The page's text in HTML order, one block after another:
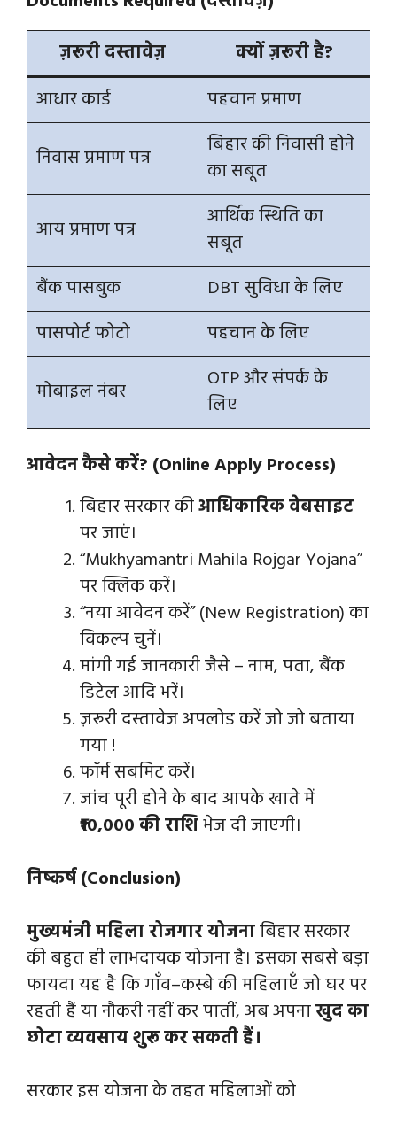
ज़रूरी दस्तावेज़
क्यों ज़रूरी है?
आधार कार्ड
पहचान प्रमाण
निवास प्रमाण पत्र
बिहार की निवासी होने
का सबूत
आय प्रमाण पत्र
आर्थिक स्थिति का
सबूत
बैंक पासबुक
DBT सुविधा के लिए
पासपोर्ट फोटो
पहचान के लिए
मोबाइल नंबर
OTP और संपर्क के
लिए
आवेदन कैसे करें? (Online Apply Process)
बिहार सरकार कीआधिकारिक वेबसाइट
पर जाएं।
“Mukhyamantri Mahila Rojgar Yojana”
पर क्लिक करें।
“नया आवेदन करें” (New Registration) का
विकल्प चुनें।
मांगी गई जानकारी जैसे – नाम, पता, बैंक
डिटेल आदि भरें।
ज़रूरी दस्तावेज अपलोड करें जो जो बताया
गया !
फॉर्म सबमिट करें।
जांच पूरी होने के बाद आपके खाते में
₹10,000 की राशिभेज दी जाएगी।
निष्कर्ष (Conclusion)
मुख्यमंत्री महिला रोजगार योजनाबिहार सरकार
की बहुत ही लाभदायक योजना है। इसका सबसे बड़ा
फायदा यह है कि गाँव–कस्बे की महिलाएँ जो घर पर
रहती हैं या नौकरी नहीं कर पातीं, अब अपनाखुद का
छोटा व्यवसाय शुरू कर सकती हैं।
सरकार इस योजना के तहत महिलाओं को